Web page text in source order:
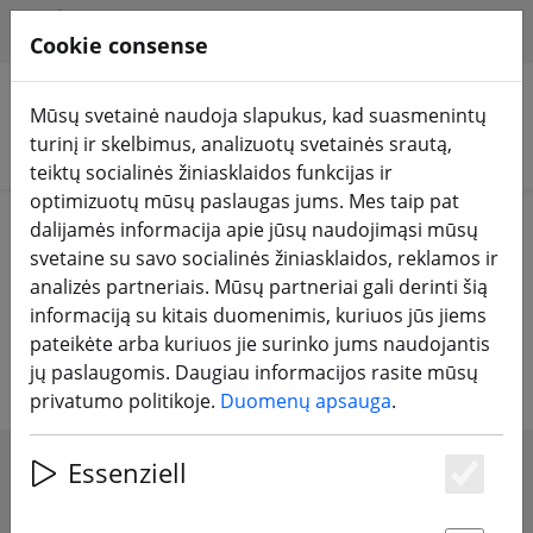
Ieškoti produktų
Home
Baterijos
Įkraunamos baterijos vaizdo akiniams
Įkraunamos baterijos vaizdo
akiniams
Cookie consense
Mūsų svetainė naudoja slapukus, kad suasmenintų
turinį ir skelbimus, analizuotų svetainės srautą,
teiktų socialinės žiniasklaidos funkcijas ir
optimizuotų mūsų paslaugas jums. Mes taip pat
dalijamės informacija apie jūsų naudojimąsi mūsų
svetaine su savo socialinės žiniasklaidos, reklamos ir
analizės partneriais. Mūsų partneriai gali derinti šią
informaciją su kitais duomenimis, kuriuos jūs jiems
pateikėte arba kuriuos jie surinko jums naudojantis
jų paslaugomis. Daugiau informacijos rasite mūsų
privatumo politikoje. Duomenų apsauga.
Essenziell